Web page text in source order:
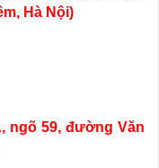
Hà Nội)
ngõ 59, đường Văn